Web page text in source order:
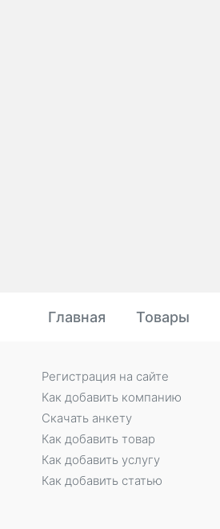
Главная Товары
Регистрация на сайте
Как добавить компанию
Скачать анкету
Как добавить товар
Как добавить услугу
Как добавить статью